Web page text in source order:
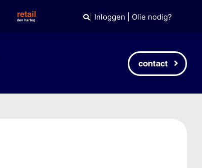
| Inloggen Olie nodig?
contact